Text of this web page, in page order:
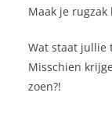
Maak je
Wat staat jullie
Misschien
zoen?!